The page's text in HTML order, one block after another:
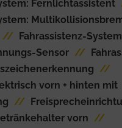
Fernlichtassistent
// Fahrassistenz-
Sensor //
//
vorn + hinten mit
//
vorn //